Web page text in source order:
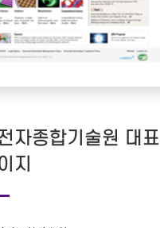
자종합기술원 대표
지